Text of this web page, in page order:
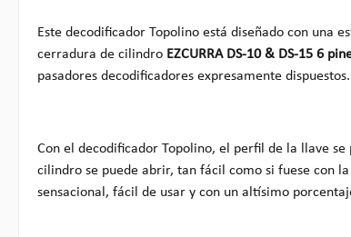
Este decodificador Topolino está diseñado con una
cerradura de cilindro EZCURRA DS-10 & DS-15 6
pasadores decodificadores expresamente dispuestos.
Con el decodificador Topolino, el perfil de la llave se
cilindro se puede abrir, tan fácil como si fuese con
sensacional, fácil de usar y con un altísimo